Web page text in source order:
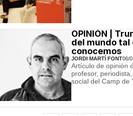
OPINIÓN |
del mundo tal
conocemos
JORDI MARTÍ FONT06/
Artículo de opinión
profesor,
social del Camp de